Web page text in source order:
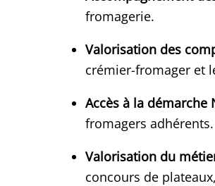
fromagerie.
Valorisation des
crémier-fromager et
Accès à la démarche
fromagers adhérents.
Valorisation du
concours de